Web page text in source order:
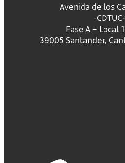
Avenida de los
-CDTUC-
Fase A – Local
39005 Santander,